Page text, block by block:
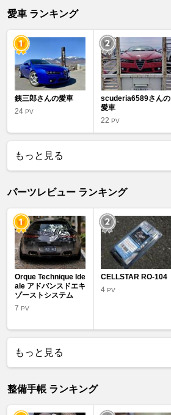
愛車 ランキング
銕三郎さんの愛車
24 PV
scuderia6589さんの
愛車
22PV
もっと見る
パーツレビュー ランキング
Orque Technique Ide
ale アドバンスドエキ
ゾーストシステム
7 PV
CELLSTAR RO-104
4PV
もっと見る
整備手帳 ランキング